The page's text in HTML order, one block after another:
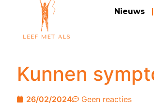
Nieuws
Kunnen
26/02/2024 Geen reacties